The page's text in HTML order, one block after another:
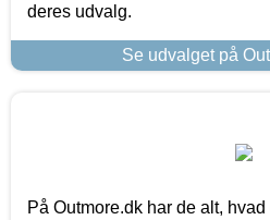
deres udvalg.
Se udvalget på
På Outmore.dk har de alt,